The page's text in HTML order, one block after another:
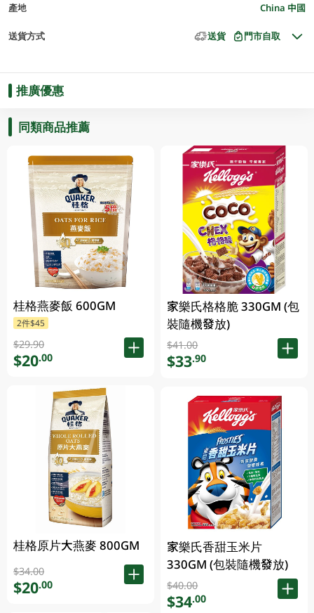
產地 China 中國
送貨方式 送貨 門市自取
推廣優惠
同類商品推薦
桂格燕麥飯 600GM
2件$45
$29.90
$20.00
桂格原片大燕麥 800GM
$34.00
$20.00
家樂氏格格脆 330GM (包
裝隨機發放)
$41.00
$33.90
家樂氏香甜玉米片
330GM (包裝隨機發放)
$40.00
$34.00